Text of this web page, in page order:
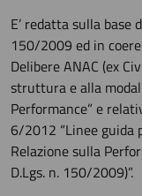
E’ redatta sulla base
150/2009 ed in
Delibere ANAC (ex
struttura e alla
Performance” e
6/2012 “Linee guida
Relazione sulla
D.Lgs. n. 150/2009)”.